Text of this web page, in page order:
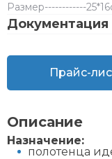
Размер------------
Документация
Прайс-
Описание
Назначение:
полотенца